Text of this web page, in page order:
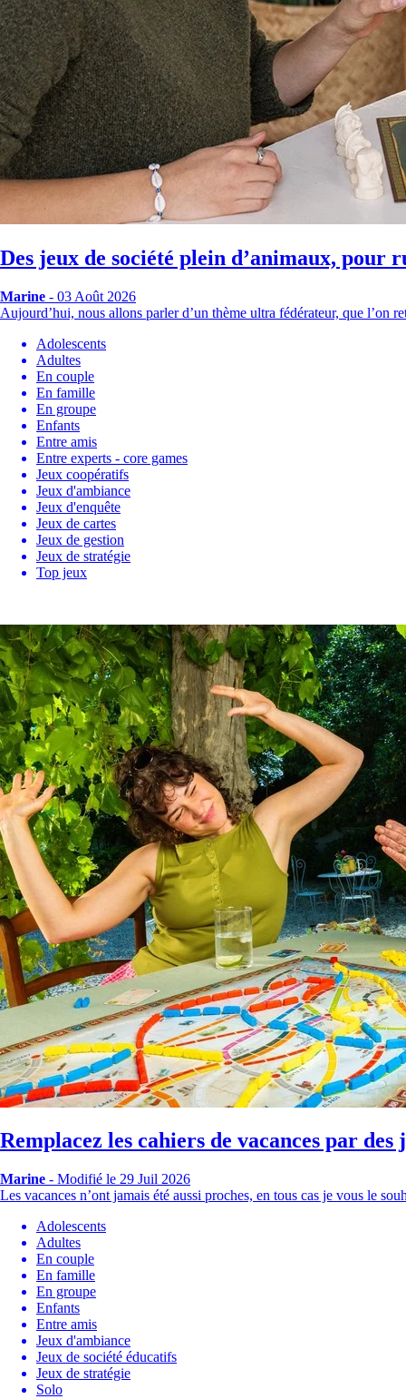
Des jeux de société plein d’animaux, pour
Marine - 03 Août 2026
Aujourd’hui, nous allons parler d’un thème ultra fédérateur, que l’on
Adolescents
Adultes
En couple
En famille
En groupe
Enfants
Entre amis
Entre experts - core games
Jeux coopératifs
Jeux d'ambiance
Jeux d'enquête
Jeux de cartes
Jeux de gestion
Jeux de stratégie
Top jeux
Remplacez les cahiers de vacances par des
Marine - Modifié le 29 Juil 2026
Les vacances n’ont jamais été aussi proches, en tous cas je vous le
Adolescents
Adultes
En couple
En famille
En groupe
Enfants
Entre amis
Jeux d'ambiance
Jeux de société éducatifs
Jeux de stratégie
Solo